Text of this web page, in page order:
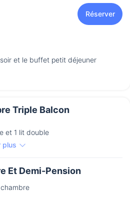
Réserver
et le buffet petit déjeuner
Triple Balcon
et 1 lit double
plus
Et Demi-Pension